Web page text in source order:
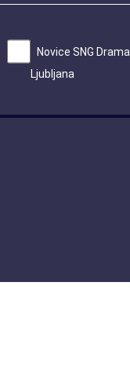
Novice SNG Drama
Ljubljana